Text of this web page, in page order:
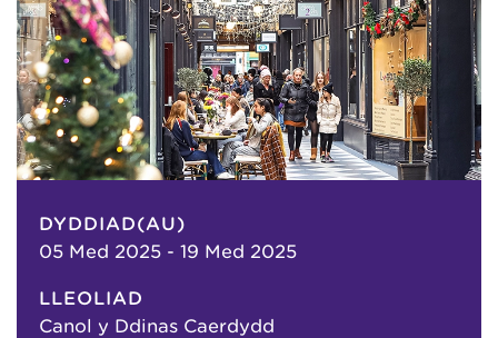
DYDDIAD(AU)
05 Med 2025 - 19 Med 2025
LLEOLIAD
Canol y Ddinas Caerdydd